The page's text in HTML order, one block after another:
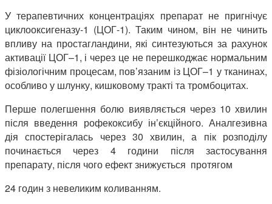
У терапевтичних концентраціях препарат не пригнічує
циклооксигеназу-1 (ЦОГ-1). Таким чином, він не чинить
впливу на простагландини, які синтезуються за рахунок
активації ЦОГ–1, і через це не перешкоджає нормальним
фізіологічним процесам, пов’язаним із ЦОГ–1 у тканинах,
особливо у шлунку, кишковому тракті та тромбоцитах.
Перше полегшення болю виявляється через 10 хвилин
після введення рофекоксибу ін’єкційного. Аналгезивна
дія спостерігалась через 30 хвилин, а пік розподілу
починається через 4 години після застосування
препарату, після чого ефект знижується протягом
24 годин з невеликим коливанням.